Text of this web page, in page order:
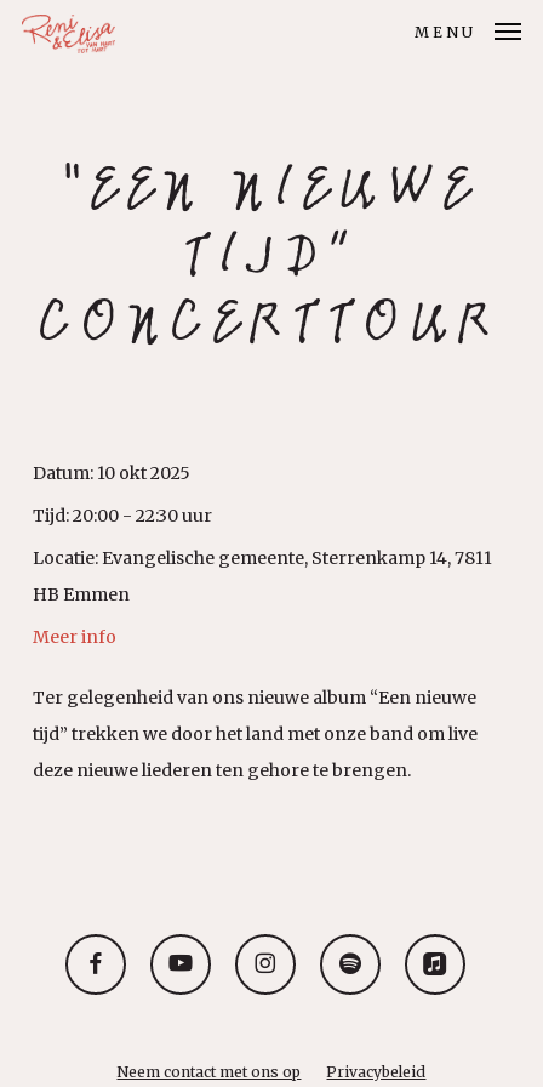
Skip
MENU
“EEN NIEUWE
TIJD”
CONCERTTOUR
Datum: 10 okt 2025
Tijd:20:00 - 22:30 uur
Locatie: Evangelische gemeente, Sterrenkamp 14, 7811
HB Emmen
Meer info
Ter gelegenheid van ons nieuwe album “Een nieuwe
tijd” trekken we door het land met onze band om live
deze nieuwe liederen ten gehore te brengen.
facebook youtube instagram spotify applemusic
Neem contact met ons op Privacybeleid